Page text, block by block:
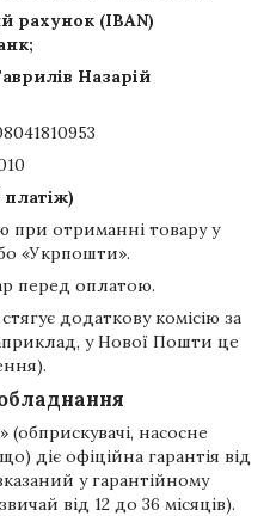
рахунок (IBAN)
Назарій
при отриманні товару у
«Укрпошти».
перед оплатою.
додаткову комісію за
у Нової Пошти це
(обприскувачі, насосне
діє офіційна гарантія від
у гарантійному
від 12 до 36 місяців).